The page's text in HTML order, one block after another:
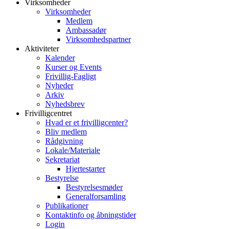
Virksomheder
Virksomheder
Medlem
Ambassadør
Virksomhedspartner
Aktiviteter
Kalender
Kurser og Events
Frivillig-Fagligt
Nyheder
Arkiv
Nyhedsbrev
Frivilligcentret
Hvad er et frivilligcenter?
Bliv medlem
Rådgivning
Lokale/Materiale
Sekretariat
Hjertestarter
Bestyrelse
Bestyrelsesmøder
Generalforsamling
Publikationer
Kontaktinfo og åbningstider
Login